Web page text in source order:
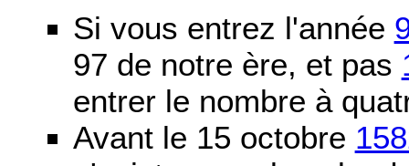
Si vous entrez l'année
97 de notre ère, et pas
entrer le nombre à
Avant le 15 octobre